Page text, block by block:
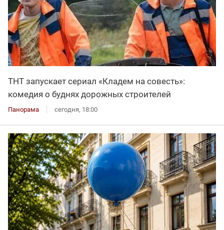
ТНТ запускает сериал «Кладем на совесть»:
комедия о буднях дорожных строителей
Панорама сегодня, 18:00